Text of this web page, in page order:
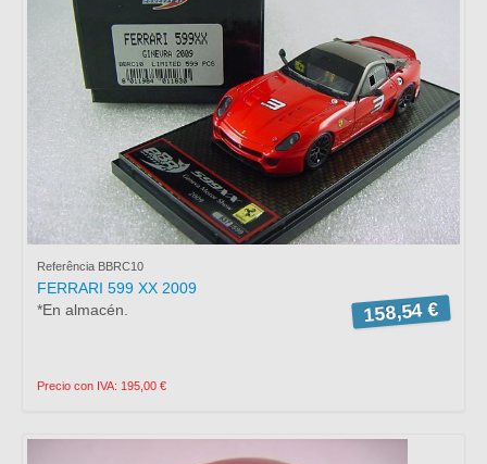
Referência BBRC10
FERRARI 599 XX 2009
*En almacén.
158,54 €
Precio con IVA: 195,00 €